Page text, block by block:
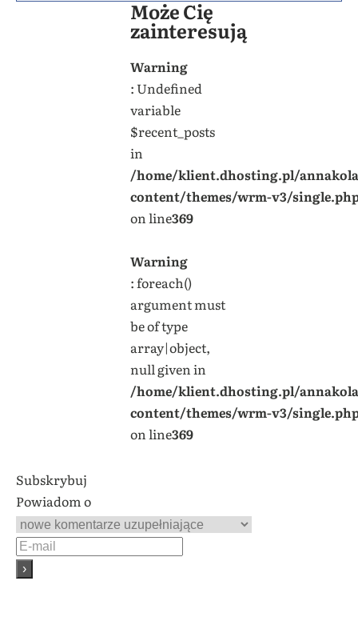
Może Cię
zainteresują
Warning
: Undefined
variable
$recent_posts
in
/home/klient.dhosting.pl/
content/themes/wrm-v3/
on line369
Warning
: foreach()
argument must
be of type
array|object,
null given in
/home/klient.dhosting.pl/
content/themes/wrm-v3/
on line369
Subskrybuj
Powiadom o